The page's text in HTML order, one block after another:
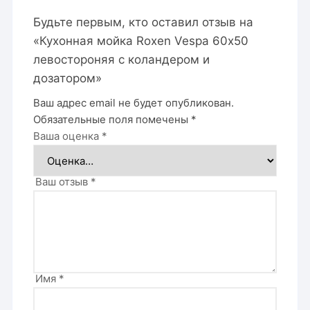
Будьте первым, кто оставил отзыв на
«Кухонная мойка Roxen Vespa 60х50
левостороняя с коландером и
дозатором»
Ваш адрес email не будет опубликован.
Обязательные поля помечены *
Ваша оценка *
Ваш отзыв *
Имя *